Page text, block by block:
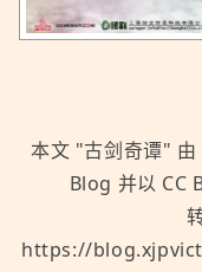
本文 "古剑奇谭" 由
Blog 并以 CC
https://